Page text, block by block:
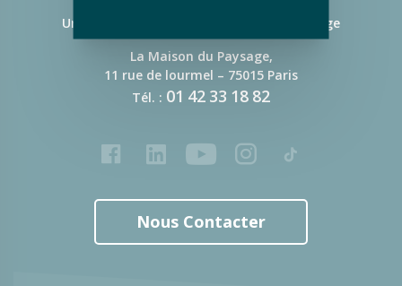
Union Nationale des Entreprises du Paysage
La Maison du Paysage,
11 rue de lourmel – 75015 Paris
Tél. : 01 42 33 18 82
FacebookLinkedInYoutubeInstagram
Tiktok
Nous Contacter